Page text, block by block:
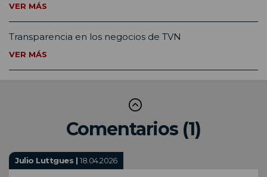
VER MÁS
Transparencia en los negocios de TVN
VER MÁS
Comentarios (1)
Julio Luttgues |18.04.2026